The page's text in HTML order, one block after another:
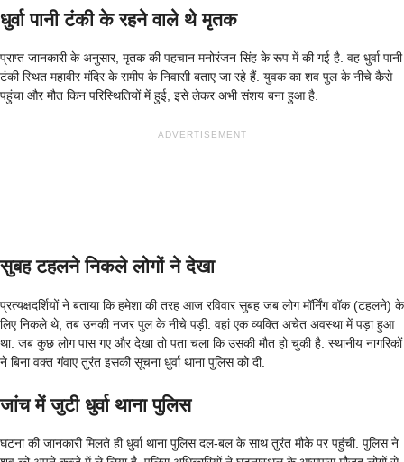
धुर्वा पानी टंकी के रहने वाले थे मृतक
प्राप्त जानकारी के अनुसार, मृतक की पहचान मनोरंजन सिंह के रूप में की गई है. वह धुर्वा पानी
टंकी स्थित महावीर मंदिर के समीप के निवासी बताए जा रहे हैं. युवक का शव पुल के नीचे कैसे
पहुंचा और मौत किन परिस्थितियों में हुई, इसे लेकर अभी संशय बना हुआ है.
ADVERTISEMENT
सुबह टहलने निकले लोगों ने देखा
प्रत्यक्षदर्शियों ने बताया कि हमेशा की तरह आज रविवार सुबह जब लोग मॉर्निंग वॉक (टहलने) के
लिए निकले थे, तब उनकी नजर पुल के नीचे पड़ी. वहां एक व्यक्ति अचेत अवस्था में पड़ा हुआ
था. जब कुछ लोग पास गए और देखा तो पता चला कि उसकी मौत हो चुकी है. स्थानीय नागरिकों
ने बिना वक्त गंवाए तुरंत इसकी सूचना धुर्वा थाना पुलिस को दी.
जांच में जुटी धुर्वा थाना पुलिस
घटना की जानकारी मिलते ही धुर्वा थाना पुलिस दल-बल के साथ तुरंत मौके पर पहुंची. पुलिस ने